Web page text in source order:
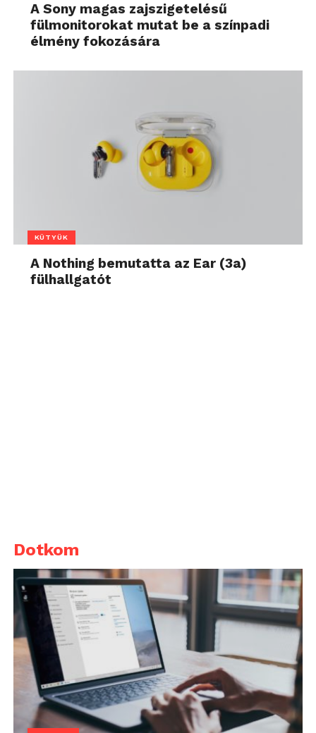
A Sony magas zajszigetelésű
fülmonitorokat mutat be a színpadi
élmény fokozására
KÜTYÜK
A Nothing bemutatta az Ear (3a)
fülhallgatót
Dotkom